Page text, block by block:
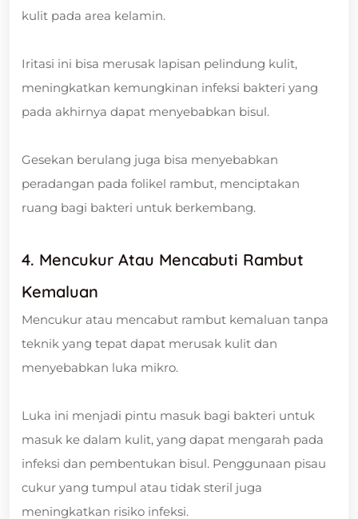
kulit pada area kelamin.
Iritasi ini bisa merusak lapisan pelindung kulit,
meningkatkan kemungkinan infeksi bakteri yang
pada akhirnya dapat menyebabkan bisul.
Gesekan berulang juga bisa menyebabkan
peradangan pada folikel rambut, menciptakan
ruang bagi bakteri untuk berkembang.
4. Mencukur Atau Mencabuti Rambut
Kemaluan
Mencukur atau mencabut rambut kemaluan tanpa
teknik yang tepat dapat merusak kulit dan
menyebabkan luka mikro.
Luka ini menjadi pintu masuk bagi bakteri untuk
masuk ke dalam kulit, yang dapat mengarah pada
infeksi dan pembentukan bisul. Penggunaan pisau
cukur yang tumpul atau tidak steril juga
meningkatkan risiko infeksi.